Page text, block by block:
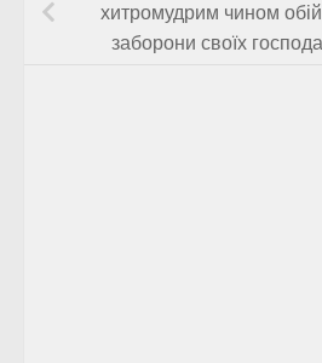
хитромудрим чином
заборони своїх